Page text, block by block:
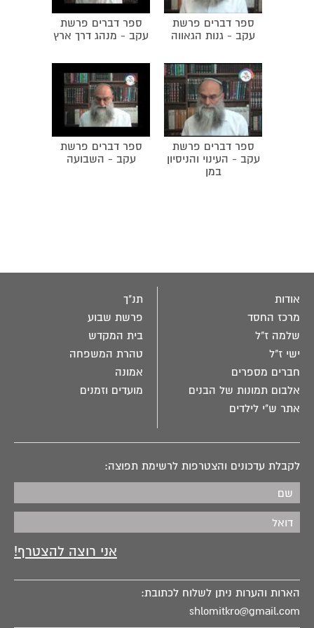
ספר דברים פרשת
עקב - גנות הגאווה
ספר דברים פרשת
עקב - מנהג דרך ארץ
ספר דברים פרשת
עקב - העינוי והניסיון
במן
ספר דברים פרשת
עקב - השבועה
אודות
מרכז החסד
שלמה ז"ל
ישי ז"ל
חברים מספרים
אלבום תמונות של הבנים
אתר ש"י לילדים
תנ"ך
פרשת שבוע
בית המקדש
טהרת המשפחה
אמונה
מועדים וזמנים
לקבלת עדכונים והצטרפות לרשימת תפוצה:
הארות והערות ניתן לשלוח לכתובת:
shlomitkro@gmail.com